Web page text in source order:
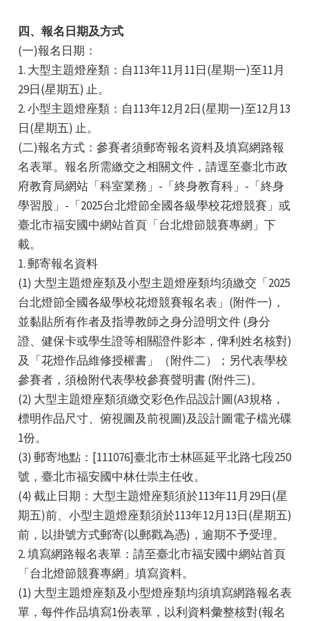
四、報名日期及方式
(一)報名日期：
1. 大型主題燈座類：自113年11月11日(星期一)至11月
29日(星期五) 止。
2. 小型主題燈座類：自113年12月2日(星期一)至12月13
日(星期五) 止。
(二)報名方式：參賽者須郵寄報名資料及填寫網路報
名表單。報名所需繳交之相關文件，請逕至臺北市政
府教育局網站「科室業務」-「終身教育科」-「終身
學習股」-「2025台北燈節全國各級學校花燈競賽」或
臺北市福安國中網站首頁「台北燈節競賽專網」下
載。
1. 郵寄報名資料
(1) 大型主題燈座類及小型主題燈座類均須繳交「2025
台北燈節全國各級學校花燈競賽報名表」(附件一)，
並黏貼所有作者及指導教師之身分證明文件 (身分
證、健保卡或學生證等相關證件影本，俾利姓名核對)
及「花燈作品維修授權書」（附件二）；另代表學校
參賽者，須檢附代表學校參賽聲明書 (附件三)。
(2) 大型主題燈座類須繳交彩色作品設計圖(A3規格，
標明作品尺寸、俯視圖及前視圖)及設計圖電子檔光碟
1份。
(3) 郵寄地點：[111076]臺北市士林區延平北路七段250
號，臺北市福安國中林仕崇主任收。
(4) 截止日期：大型主題燈座類須於113年11月29日(星
期五)前、小型主題燈座類須於113年12月13日(星期五)
前，以掛號方式郵寄(以郵戳為憑)，逾期不予受理。
2. 填寫網路報名表單：請至臺北市福安國中網站首頁
「台北燈節競賽專網」填寫資料。
(1) 大型主題燈座類及小型燈座類均須填寫網路報名表
單，每件作品填寫1份表單，以利資料彙整核對(報名